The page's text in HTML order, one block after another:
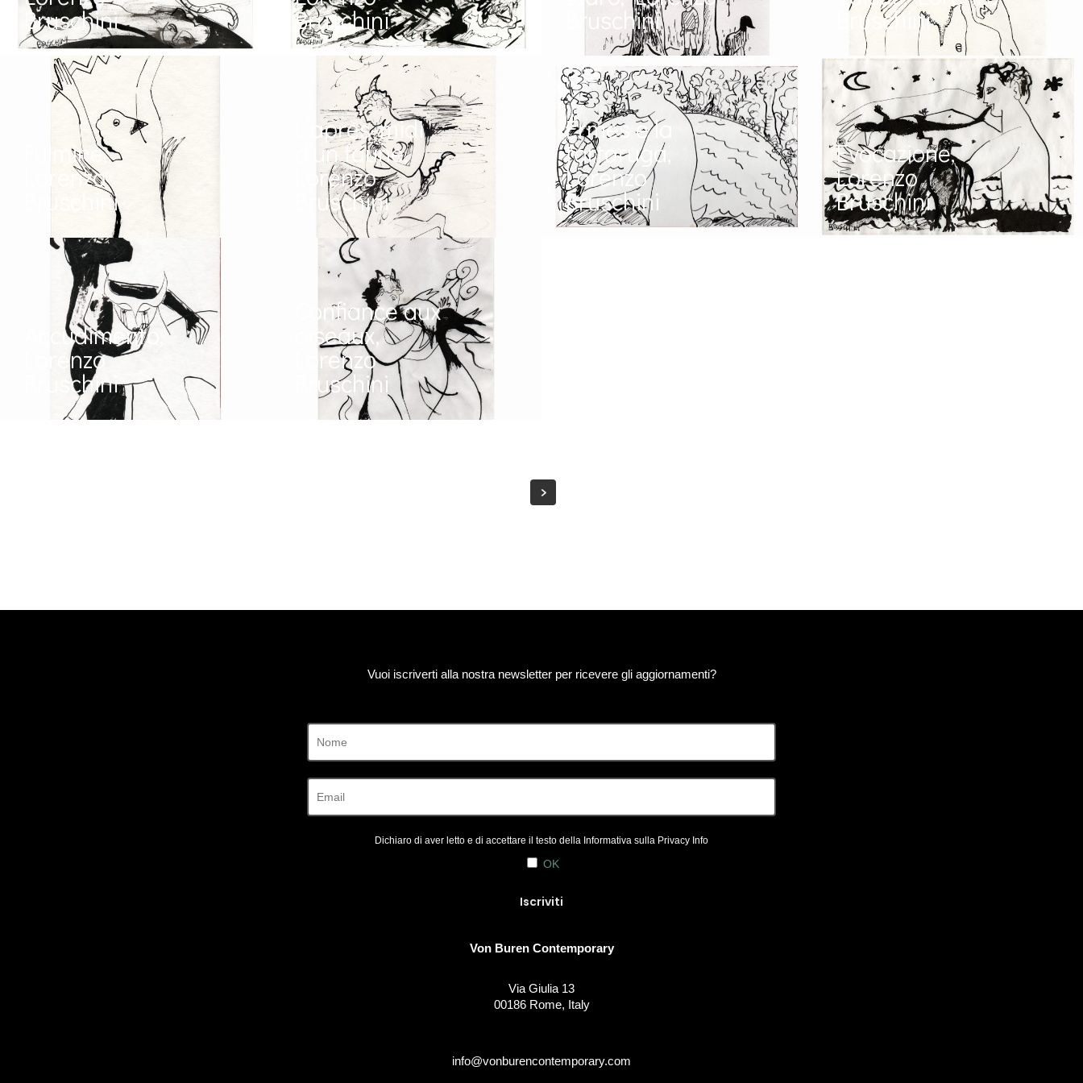
Bruschini Bruschini Bruschini Bruschini
Fulmine,
Lorenzo
Bruschini
L’après-midi
d’un faune,
Lorenzo
Bruschini
Ermes e la
tartaruga,
Lorenzo
Bruschini
Evocazione,
Lorenzo
Bruschini
Accudimento,
Lorenzo
Bruschini
Confiance aux
oiseaux,
Lorenzo
Bruschini
Vuoi iscriverti alla nostra newsletter per ricevere gli aggiornamenti?
Dichiaro di aver letto e di accettare il testo della Informativa sulla Privacy Info
OK
Von Buren Contemporary
Via Giulia 13
00186 Rome, Italy
info@vonburencontemporary.com